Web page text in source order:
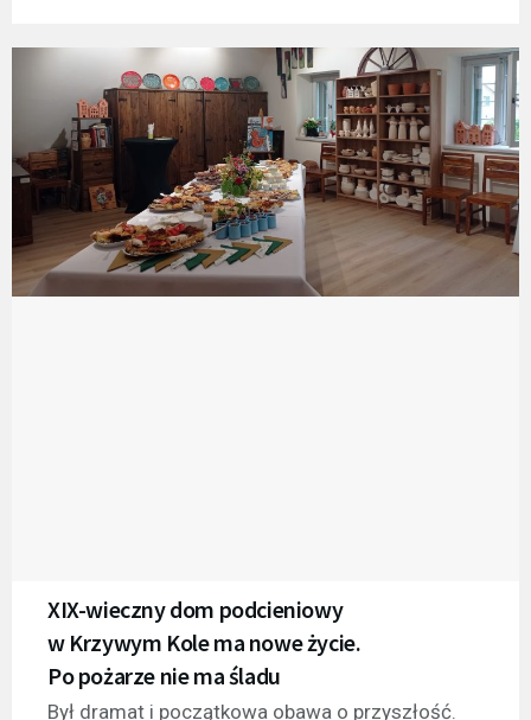
XIX-wieczny dom podcieniowy
w Krzywym Kole ma nowe życie.
Po pożarze nie ma śladu
Był dramat i początkowa obawa o przyszłość.